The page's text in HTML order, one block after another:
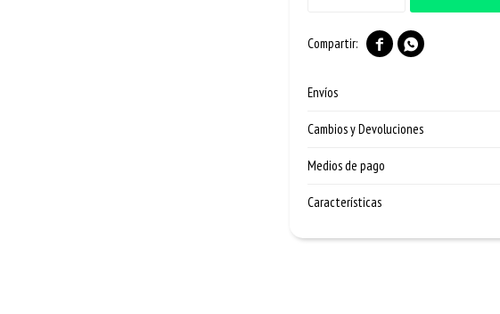
 
Envíos
Cambios y Devoluciones
Medios de pago
Características